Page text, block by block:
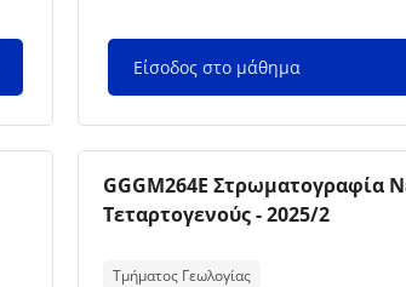
Είσοδος στο μάθημα
Εικόνα μαθήματος
Όνομα μαθήματος
GGGM264E Στρωματογραφία
Τεταρτογενούς - 2025/2
Τμήματος Γεωλογίας